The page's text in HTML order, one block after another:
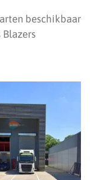
beschikbaar